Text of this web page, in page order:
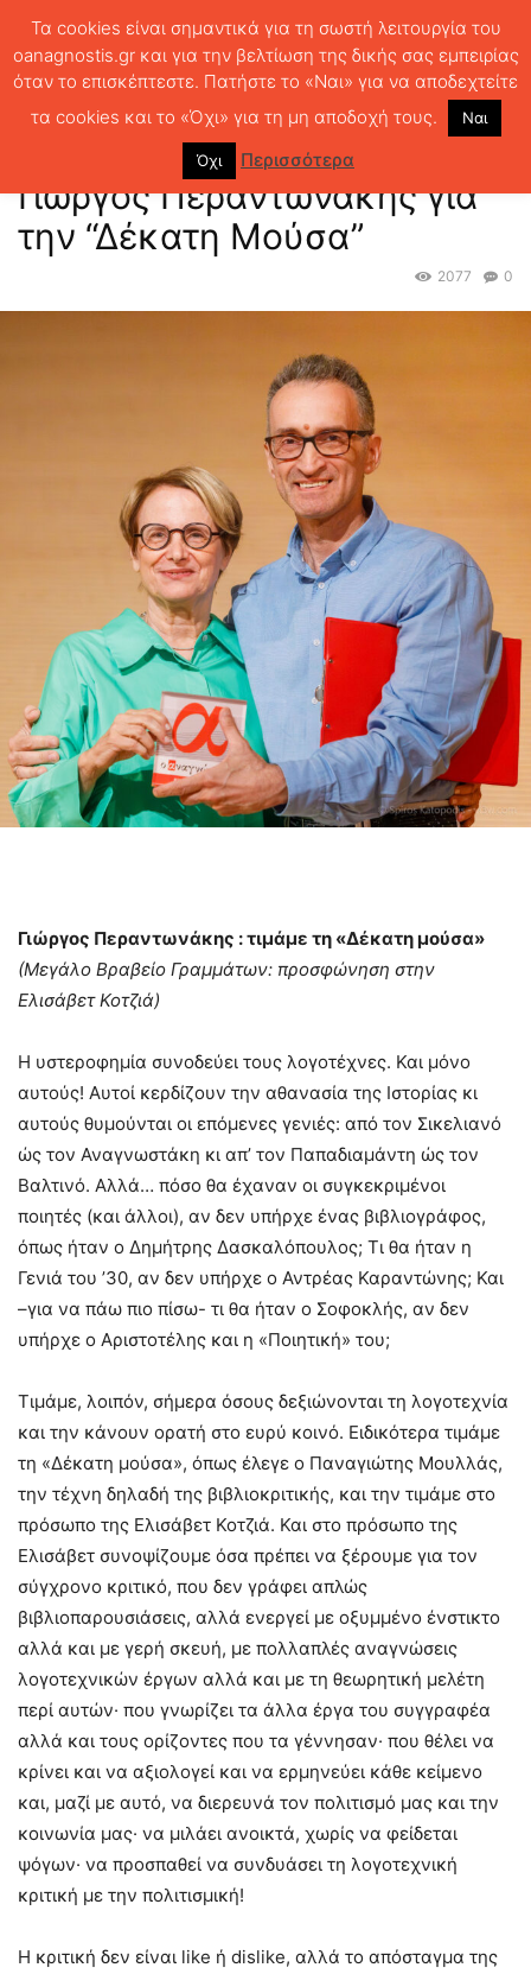
ΒΡΑΒΕΙΑ 2026
Η Ελισάβετ Κοτζιά και ο
Γιώργος Περαντωνάκης για την “Δέκατη Μούσα”
Η Ελισάβετ Κοτζιά και ο
Γιώργος Περαντωνάκης για
την “Δέκατη Μούσα”
0
2077
Γιώργος Περαντωνάκης : τιμάμε τη «Δέκατη μούσα»
(Μεγάλο Βραβείο Γραμμάτων: προσφώνηση στην
Ελισάβετ Κοτζιά)
Η υστεροφημία συνοδεύει τους λογοτέχνες. Και μόνο
αυτούς! Αυτοί κερδίζουν την αθανασία της Ιστορίας κι
αυτούς θυμούνται οι επόμενες γενιές: από τον Σικελιανό
ώς τον Αναγνωστάκη κι απ’ τον Παπαδιαμάντη ώς τον
Βαλτινό. Αλλά… πόσο θα έχαναν οι συγκεκριμένοι
ποιητές (και άλλοι), αν δεν υπήρχε ένας βιβλιογράφος,
όπως ήταν ο Δημήτρης Δασκαλόπουλος; Τι θα ήταν η
Γενιά του ’30, αν δεν υπήρχε ο Αντρέας Καραντώνης; Και
–για να πάω πιο πίσω- τι θα ήταν ο Σοφοκλής, αν δεν
υπήρχε ο Αριστοτέλης και η «Ποιητική» του;
Τιμάμε, λοιπόν, σήμερα όσους δεξιώνονται τη λογοτεχνία
και την κάνουν ορατή στο ευρύ κοινό. Ειδικότερα τιμάμε
τη «Δέκατη μούσα», όπως έλεγε ο Παναγιώτης Μουλλάς,
την τέχνη δηλαδή της βιβλιοκριτικής, και την τιμάμε στο
πρόσωπο της Ελισάβετ Κοτζιά. Και στο πρόσωπο της
Ελισάβετ συνοψίζουμε όσα πρέπει να ξέρουμε για τον
σύγχρονο κριτικό, που δεν γράφει απλώς
βιβλιοπαρουσιάσεις, αλλά ενεργεί με οξυμμένο ένστικτο
αλλά και με γερή σκευή, με πολλαπλές αναγνώσεις
λογοτεχνικών έργων αλλά και με τη θεωρητική μελέτη
περί αυτών· που γνωρίζει τα άλλα έργα του συγγραφέα
αλλά και τους ορίζοντες που τα γέννησαν· που θέλει να
κρίνει και να αξιολογεί και να ερμηνεύει κάθε κείμενο
και, μαζί με αυτό, να διερευνά τον πολιτισμό μας και την
κοινωνία μας· να μιλάει ανοικτά, χωρίς να φείδεται
ψόγων· να προσπαθεί να συνδυάσει τη λογοτεχνική
κριτική με την πολιτισμική!
Η κριτική δεν είναι like ή dislike, αλλά το απόσταγμα της
Τα cookies είναι σημαντικά για τη σωστή λειτουργία του
oanagnostis.gr και για την βελτίωση της δικής σας εμπειρίας
όταν το επισκέπτεστε. Πατήστε το «Ναι» για να αποδεχτείτε
τα cookies και το «Όχι» για τη μη αποδοχή τους.
Ναι
Όχι Περισσότερα